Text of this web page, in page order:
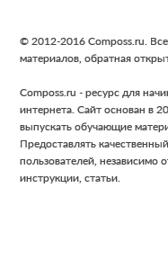
p
g
e
p
g
e
Footer
© 2012-2016 Composs.ru.
материалов, обратная
Composs.ru - ресурс для
интернета. Сайт основан в
выпускать обучающие
Предоставлять
пользователей, независимо
инструкции, статьи.